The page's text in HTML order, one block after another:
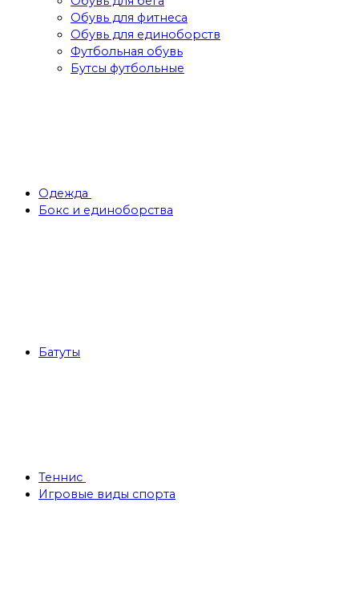
Обувь для фитнеса
Обувь для единоборств
Футбольная обувь
Бутсы футбольные
Одежда
Бокс и единоборства
Батуты
Теннис
Игровые виды спорта